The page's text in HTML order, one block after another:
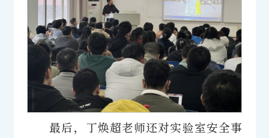
最后，丁焕超老师还对实验室安全事